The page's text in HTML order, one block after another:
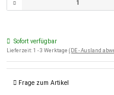
Sofort verfügbar
Lieferzeit: 1 - 3 Werktage (DE - Ausland
Frage zum Artikel